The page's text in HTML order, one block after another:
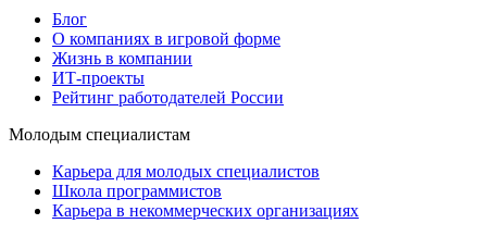
Блог
О компаниях в игровой форме
Жизнь в компании
ИТ-проекты
Рейтинг работодателей России
Молодым специалистам
Карьера для молодых специалистов
Школа программистов
Карьера в некоммерческих организациях